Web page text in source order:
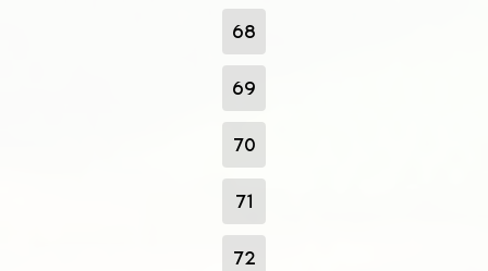
68
69
70
71
72